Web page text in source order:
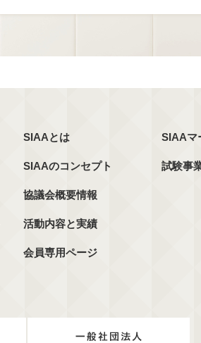
SIAAとは
SIAAのコンセプト
協議会概要情報
活動内容と実績
会員専用ページ
SIAAマ
試験事